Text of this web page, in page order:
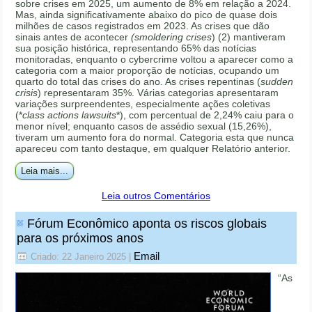
sobre crises em 2025, um aumento de 8% em relação a 2024.
Mas, ainda significativamente abaixo do pico de quase dois
milhões de casos registrados em 2023. As crises que dão
sinais antes de acontecer(smoldering crises) (2) mantiveram
sua posição histórica, representando 65% das notícias
monitoradas, enquanto o cybercrime voltou a aparecer como a
categoria com a maior proporção de notícias, ocupando um
quarto do total das crises do ano. As crises repentinas (sudden
crisis) representaram 35%. Várias categorias apresentaram
variações surpreendentes, especialmente ações coletivas
(*class actions lawsuits*), com percentual de 2,24% caiu para o
menor nível; enquanto casos de assédio sexual (15,26%),
tiveram um aumento fora do normal. Categoria esta que nunca
apareceu com tanto destaque, em qualquer Relatório anterior.
Leia mais...
Leia outros Comentários
Fórum Econômico aponta os riscos globais
para os próximos anos
Criado: 22 Janeiro 2025 Email
“As